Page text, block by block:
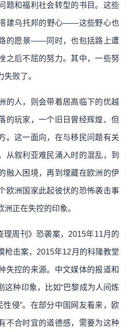
题和福利社会转型的书目。这些
建乌托邦的野心——这些野心也
的愿景——同时，也包括路上遭
之后不屈的努力。其中，一些努
败了。
的人，则会带着居高临下的优越
的玩家，一个旧日曾经辉煌、但
。这一面向，在与移民问题有关
从叙利亚难民涌入时的混乱，到
融入困境，再到埋藏在欧洲的伊
欧洲国家此起彼伏的恐怖袭击事
正在失控的印象。
理周刊》恐袭案，2015年11月的
枪击案，2015年12月的科隆教堂
失控的来源。中文媒体的报道和
这种印象，比如“巴黎成为人间炼
性侵”。在部分中国网友看来，欧
不合时宜的道德感，需要为这种